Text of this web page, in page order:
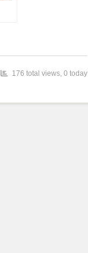
176 total views, 0 today